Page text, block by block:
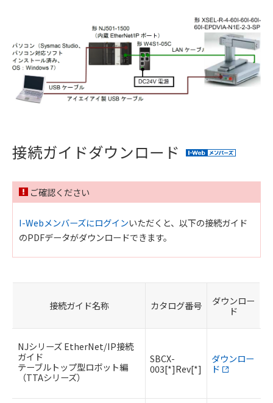
接続ガイドダウンロード
ご確認ください
I-Webメンバーズにログインいただくと、以下の接続ガイド
のPDFデータがダウンロードできます。
接続ガイド名称 カタログ番号
ダウンロー
ド
NJシリーズ EtherNet/IP接続
ガイド
テーブルトップ型ロボット編
（TTAシリーズ）
SBCX-
003[*]Rev[*]
ダウンロー
ド